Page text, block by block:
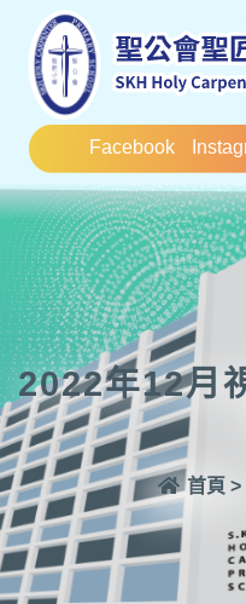
Facebook
2022年12月
首頁 >